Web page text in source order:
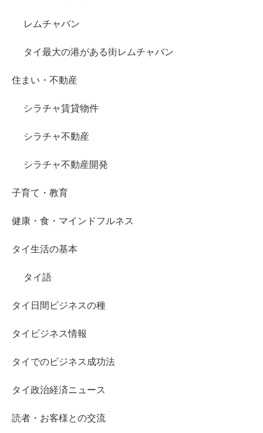
レムチャバン
タイ最大の港がある街レムチャバン
住まい・不動産
シラチャ賃貸物件
シラチャ不動産
シラチャ不動産開発
子育て・教育
健康・食・マインドフルネス
タイ生活の基本
タイ語
タイ日間ビジネスの種
タイビジネス情報
タイでのビジネス成功法
タイ政治経済ニュース
読者・お客様との交流